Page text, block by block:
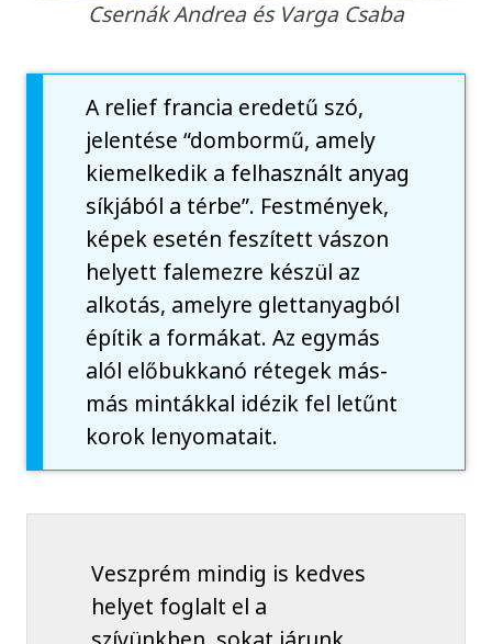
Csernák Andrea és Varga Csaba
A relief francia eredetű szó,
jelentése “dombormű, amely
kiemelkedik a felhasznált anyag
síkjából a térbe”. Festmények,
képek esetén feszített vászon
helyett falemezre készül az
alkotás, amelyre glettanyagból
építik a formákat. Az egymás
alól előbukkanó rétegek más-
más mintákkal idézik fel letűnt
korok lenyomatait.
Veszprém mindig is kedves
helyet foglalt el a